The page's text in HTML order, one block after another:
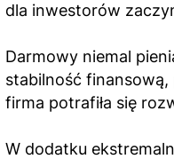
dla inwestorów
Darmowy niemal
stabilność
firma potrafiła się
W dodatku